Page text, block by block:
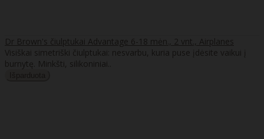
Dr Brown's čiulptukai Advantage 6-18 mėn., 2 vnt., Airplanes
Visiškai simetriški čiulptukai: nesvarbu, kuria puse įdėsite vaikui į
burnytę. Minkšti, silikoniniai..